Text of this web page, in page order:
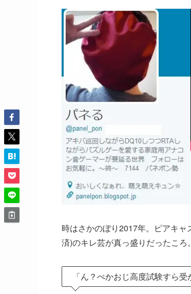
時はさかのぼり2017年。ピアキ
済)のキレ芸が真っ盛りだったころ
「ん？ぺかおじ高度試験すら